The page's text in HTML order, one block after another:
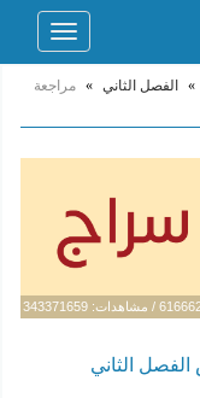
Toggle
» الفصل الثاني » مراجعة
الثاني